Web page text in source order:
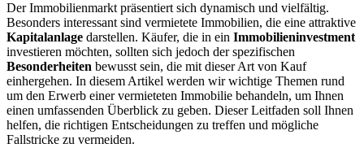
Der Immobilienmarkt präsentiert sich dynamisch und vielfältig.
Besonders interessant sind vermietete Immobilien, die eine attraktive
Kapitalanlage darstellen. Käufer, die in ein Immobilieninvestment
investieren möchten, sollten sich jedoch der spezifischen
Besonderheiten bewusst sein, die mit dieser Art von Kauf
einhergehen. In diesem Artikel werden wir wichtige Themen rund
um den Erwerb einer vermieteten Immobilie behandeln, um Ihnen
einen umfassenden Überblick zu geben. Dieser Leitfaden soll Ihnen
helfen, die richtigen Entscheidungen zu treffen und mögliche
Fallstricke zu vermeiden.